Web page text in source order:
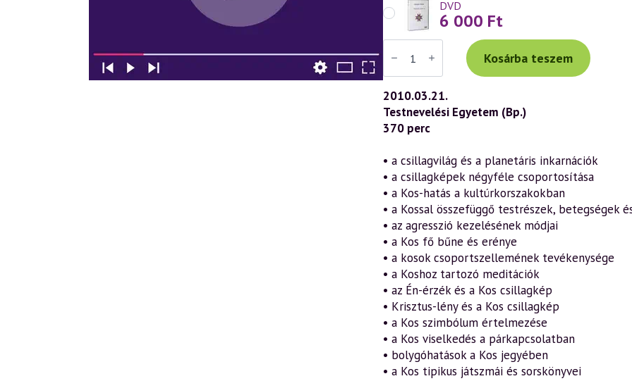
DVD
6 000 Ft
Váradi
Tibor
előadás
(544)
—
A
bennünk
élő
KOS
önismeret
és
világismeret
az
asztrológia
tükrében
1.
rész
(2010.03.21.)
mennyiség
Kosárba teszem
2010.03.21.
Testnevelési Egyetem (Bp.)
370 perc
• a csillagvilág és a planetáris inkarnációk
• a csillagképek négyféle csoportosítása
• a Kos-hatás a kultúrkorszakokban
• a Kossal összefüggő testrészek, betegségek
• az agresszió kezelésének módjai
• a Kos fő bűne és erénye
• a kosok csoportszellemének tevékenysége
• a Koshoz tartozó meditációk
• az Én-érzék és a Kos csillagkép
• Krisztus-lény és a Kos csillagkép
• a Kos szimbólum értelmezése
• a Kos viselkedés a párkapcsolatban
• bolygóhatások a Kos jegyében
• a Kos tipikus játszmái és sorskönyvei